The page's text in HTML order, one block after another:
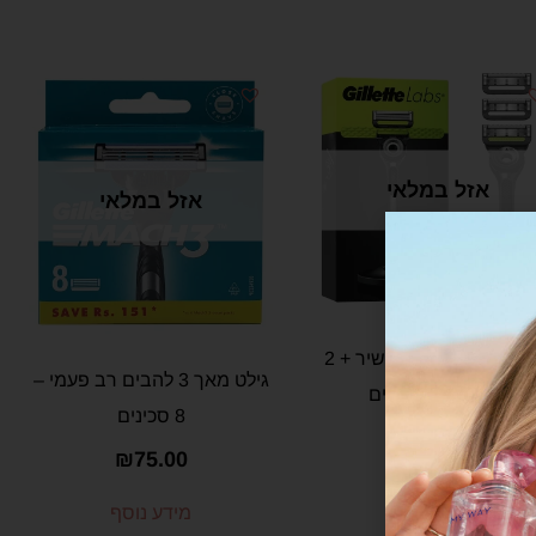
אזל במלאי
גילט לאבס פילינג מכשיר + 2
סכינים רב פעמים
75.00
מידע נוסף
אזל במלאי
גילט מאך 3 להבים רב פעמי –
8 סכינים
₪75.00
מידע נוסף